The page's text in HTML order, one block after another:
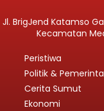
Jl. BrigJend Katamso
Kecamatan
Peristiwa
Politik &
Cerita Sumut
Ekonomi